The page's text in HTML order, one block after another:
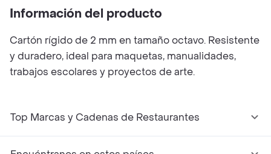
Información del producto
Cartón rígido de 2 mm en tamaño octavo. Resistente
y duradero, ideal para maquetas, manualidades,
trabajos escolares y proyectos de arte.
Top Marcas y Cadenas de Restaurantes